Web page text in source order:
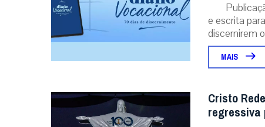
e escrita
discernirem
MAIS
Cristo
regressiva